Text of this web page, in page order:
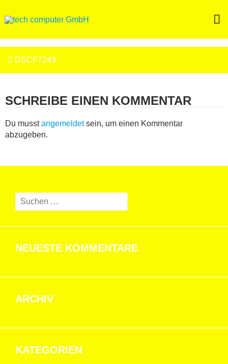
to
BEITRAGSNAVIGATION
DSCF7249
SCHREIBE EINEN KOMMENTAR
Du musstangemeldetsein, um einen Kommentar
abzugeben.
Suchen
NEUESTE KOMMENTARE
ARCHIV
KATEGORIEN